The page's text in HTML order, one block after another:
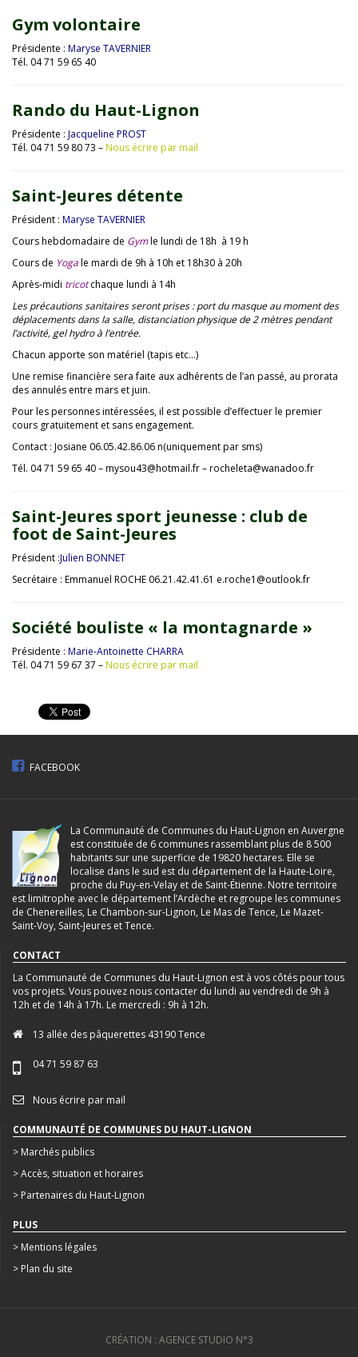
Gym volontaire
Présidente : Maryse TAVERNIER
Tél. 04 71 59 65 40
Rando du Haut-Lignon
Présidente : Jacqueline PROST
Tél. 04 71 59 80 73 – Nous écrire par mail
Saint-Jeures détente
Président : Maryse TAVERNIER
Cours hebdomadaire de Gymle lundi de 18h à 19 h
Cours de Yogale mardi de 9h à 10h et 18h30 à 20h
Après-midi tricotchaque lundi à 14h
Les précautions sanitaires seront prises : port du masque au moment des
déplacements dans la salle, distanciation physique de 2 mètres pendant
l’activité, gel hydro à l’entrée.
Chacun apporte son matériel (tapis etc…)
Une remise financière sera faite aux adhérents de l’an passé, au prorata
des annulés entre mars et juin.
Pour les personnes intéressées, il est possible d’effectuer le premier
cours gratuitement et sans engagement.
Contact : Josiane 06.05.42.86.06 n(uniquement par sms)
Tél. 04 71 59 65 40 – mysou43@hotmail.fr – rocheleta@wanadoo.fr
Saint-Jeures sport jeunesse : club de
foot de Saint-Jeures
Président :Julien BONNET
Secrétaire : Emmanuel ROCHE 06.21.42.41.61 e.roche1@outlook.fr
Société bouliste « la montagnarde »
Présidente : Marie-Antoinette CHARRA
Tél. 04 71 59 67 37 – Nous écrire par mail
FACEBOOK
La Communauté de Communes du Haut-Lignon en Auvergne
est constituée de 6 communes rassemblant plus de 8 500
habitants sur une superficie de 19820 hectares. Elle se
localise dans le sud est du département de la Haute-Loire,
proche du Puy-en-Velay et de Saint-Étienne. Notre territoire
est limitrophe avec le département l’Ardèche et regroupe les communes
de Chenereilles, Le Chambon-sur-Lignon, Le Mas de Tence, Le Mazet-
Saint-Voy, Saint-Jeures et Tence.
CONTACT
La Communauté de Communes du Haut-Lignon est à vos côtés pour tous
vos projets. Vous pouvez nous contacter du lundi au vendredi de 9h à
12h et de 14h à 17h. Le mercredi : 9h à 12h.
13 allée des pâquerettes 43190 Tence
04 71 59 87 63
Nous écrire par mail
COMMUNAUTÉ DE COMMUNES DU HAUT-LIGNON
> Marchés publics
> Accès, situation et horaires
> Partenaires du Haut-Lignon
PLUS
> Mentions légales
> Plan du site
CRÉATION : AGENCE STUDIO N°3